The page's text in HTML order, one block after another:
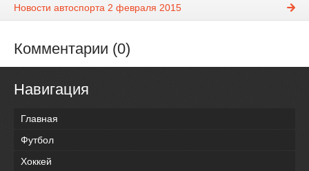
Новости автоспорта 2 февраля 2015
Комментарии (0)
Навигация
Главная
Футбол
Хоккей